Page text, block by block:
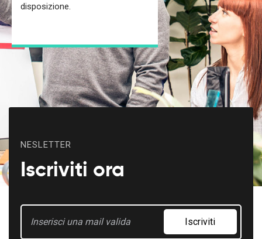
disposizione.
NESLETTER
Iscriviti ora
Iscriviti